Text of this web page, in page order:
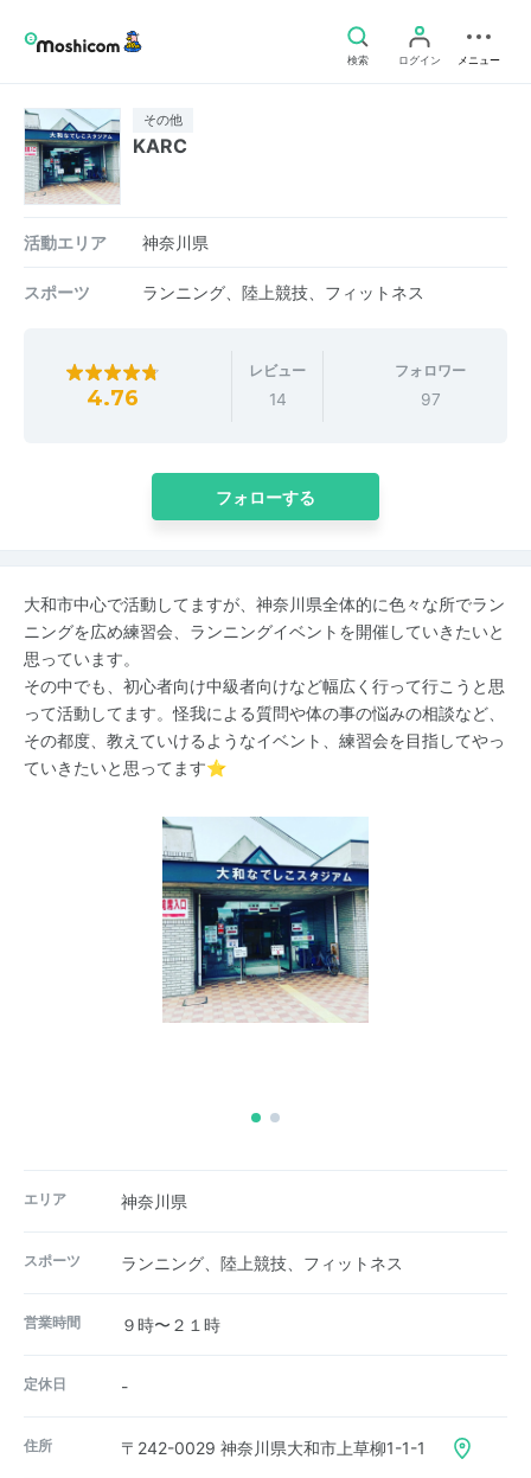
検索 ログイン メニュー
その他
KARC
活動エリア 神奈川県
スポーツ ランニング、陸上競技、フィットネス
4.76
レビュー
14
フォロワー
97
フォローする
大和市中心で活動してますが、神奈川県全体的に色々な所でラン
ニングを広め練習会、ランニングイベントを開催していきたいと
思っています。
その中でも、初心者向け中級者向けなど幅広く行って行こうと思
って活動してます。怪我による質問や体の事の悩みの相談など、
その都度、教えていけるようなイベント、練習会を目指してやっ
ていきたいと思ってます⭐️
エリア 神奈川県
スポーツ ランニング、陸上競技、フィットネス
営業時間 ９時〜２１時
定休日 -
住所 〒242-0029 神奈川県大和市上草柳1-1-1